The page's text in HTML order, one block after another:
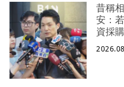
昔稱
安：
資採購